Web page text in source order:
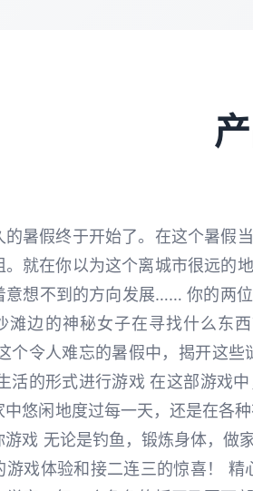
的暑假终于开始了。在这个暑假
。就在你以为这个离城市很远的
意想不到的方向发展…… 你的两
滩边的神秘女子在寻找什么东
个令人难忘的暑假中，揭开这
活的形式进行游戏 在这部游戏
中悠闲地度过每一天，还是在各
游戏 无论是钓鱼，锻炼身体，做
游戏体验和接二连三的惊喜！